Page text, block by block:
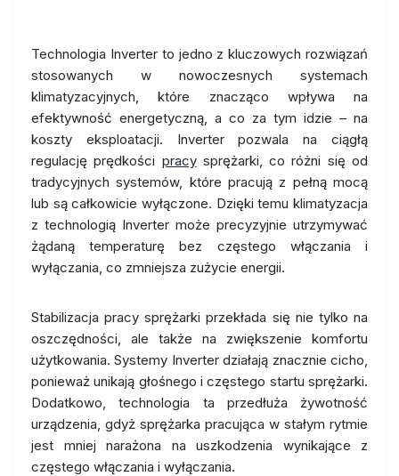
Technologia Inverter to jedno z kluczowych rozwiązań
stosowanych w nowoczesnych systemach
klimatyzacyjnych, które znacząco wpływa na
efektywność energetyczną, a co za tym idzie – na
koszty eksploatacji. Inverter pozwala na ciągłą
regulację prędkości pracysprężarki, co różni się od
tradycyjnych systemów, które pracują z pełną mocą
lub są całkowicie wyłączone. Dzięki temu klimatyzacja
z technologią Inverter może precyzyjnie utrzymywać
żądaną temperaturę bez częstego włączania i
wyłączania, co zmniejsza zużycie energii.
Stabilizacja pracy sprężarki przekłada się nie tylko na
oszczędności, ale także na zwiększenie komfortu
użytkowania. Systemy Inverter działają znacznie cicho,
ponieważ unikają głośnego i częstego startu sprężarki.
Dodatkowo, technologia ta przedłuża żywotność
urządzenia, gdyż sprężarka pracująca w stałym rytmie
jest mniej narażona na uszkodzenia wynikające z
częstego włączania i wyłączania.